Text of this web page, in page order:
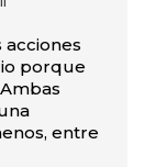
acciones
porque
entre